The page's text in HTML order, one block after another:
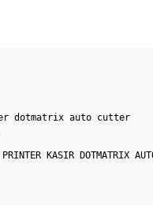
dotmatrix auto cutter
KASIR DOTMATRIX